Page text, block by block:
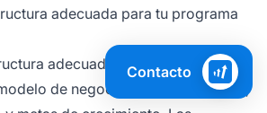
adecuada para tu programa
adecuada depende de
de negocio, tipo de producto,
Contacto